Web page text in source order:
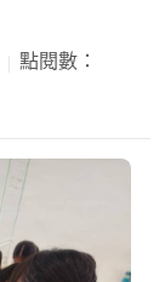
點閱數：